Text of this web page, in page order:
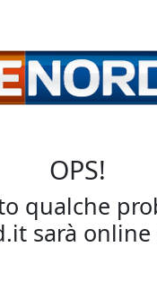
OPS!
qualche
sarà online